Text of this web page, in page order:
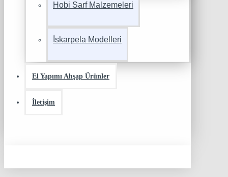
Hobi Sarf Malzemeleri
İskarpela Modelleri
El Yapımı Ahşap Ürünler
İletişim